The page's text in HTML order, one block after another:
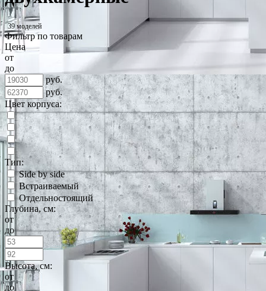
39 моделей
Фильтр по товарам
Цена
от
до
руб.
руб.
Цвет корпуса:
Тип:
Side by side
Встраиваемый
Отдельностоящий
Глубина, см:
от
до
Высота, см:
от
до